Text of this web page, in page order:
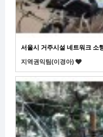
서울시 거주시설 네트워크 소
지역권익팀(이경아)